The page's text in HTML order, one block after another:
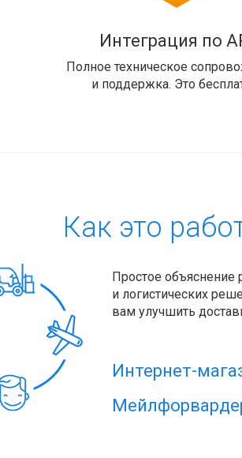
Интеграция по
Полное техническое
и поддержка. Это
Как это
Простое объяснение
и логистических
вам улучшить
Интернет-